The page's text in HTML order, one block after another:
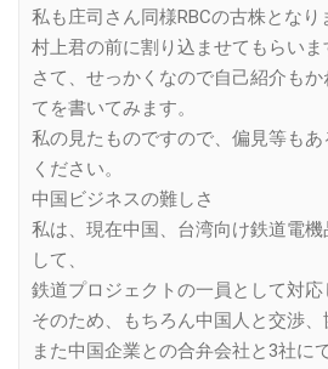
私も庄司さん同様RBCの古株となり
村上君の前に割り込ませてもらいま
さて、せっかくなので自己紹介も
てを書いてみます。
私の見たものですので、偏見等も
ください。
中国ビジネスの難しさ
私は、現在中国、台湾向け鉄道電
して、
鉄道プロジェクトの一員として対応
そのため、もちろん中国人と交渉、
また中国企業との合弁会社と3社に